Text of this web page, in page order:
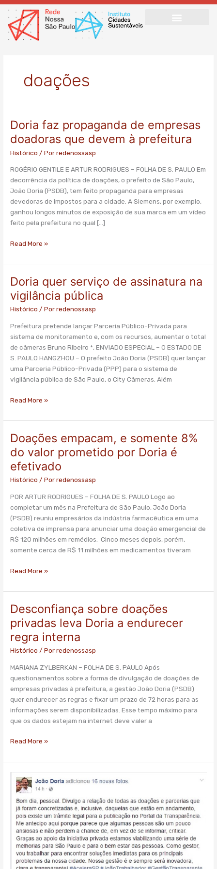
Ir
para
conteúdo
doações
Doria faz propaganda de empresas
doadoras que devem à prefeitura
Histórico / Porredenossasp
ROGÉRIO GENTILE E ARTUR RODRIGUES – FOLHA DE S. PAULO Em
decorrência da política de doações, o prefeito de São Paulo,
João Doria (PSDB), tem feito propaganda para empresas
devedoras de impostos para a cidade. A Siemens, por exemplo,
ganhou longos minutos de exposição de sua marca em um vídeo
feito pela prefeitura no qual […]
Doria
faz
propaganda
de
empresas
prefeitura
Read More »
Doria quer serviço de assinatura na
vigilância pública
Histórico / Porredenossasp
Prefeitura pretende lançar Parceria Público-Privada para
sistema de monitoramento e, com os recursos, aumentar o total
de câmeras Bruno Ribeiro *, ENVIADO ESPECIAL – O ESTADO DE
S. PAULO HANGZHOU – O prefeito João Doria (PSDB) quer lançar
uma Parceria Público-Privada (PPP) para o sistema de
vigilância pública de São Paulo, o City Câmeras. Além
Doria
quer
serviço
de
assinatura
Read More »
Doações empacam, e somente 8%
do valor prometido por Doria é
efetivado
Histórico / Porredenossasp
POR ARTUR RODRIGUES – FOLHA DE S. PAULO Logo ao
completar um mês na Prefeitura de São Paulo, João Doria
(PSDB) reuniu empresários da indústria farmacêutica em uma
coletiva de imprensa para anunciar uma doação emergencial de
R$ 120 milhões em remédios. Cinco meses depois, porém,
somente cerca de R$ 11 milhões em medicamentos tiveram
Doações
empacam,
e
somente
8%
valor
prometido
por
Doria
é
efetivado
Read More »
Desconfiança sobre doações
privadas leva Doria a endurecer
regra interna
Histórico / Porredenossasp
MARIANA ZYLBERKAN – FOLHA DE S. PAULO Após
questionamentos sobre a forma de divulgação de doações de
empresas privadas à prefeitura, a gestão João Doria (PSDB)
quer endurecer as regras e fixar um prazo de 72 horas para as
informações serem disponibilizadas. Esse tempo máximo para
que os dados estejam na internet deve valer a
Desconfiança
sobre
doações
privadas
leva
a
endurecer
regra
interna
Read More »
Irritado
com
críticas,
Doria
usa
rede
social
para
prestar